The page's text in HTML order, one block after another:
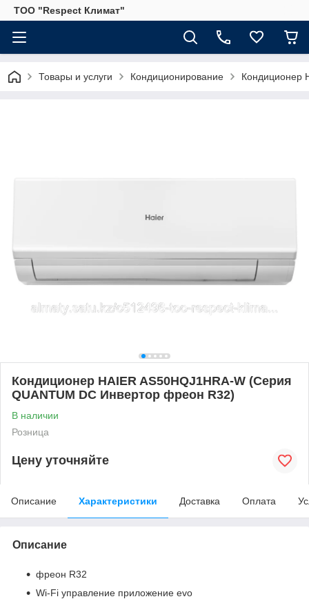
ТОО "Respect Климат"
Товары и услуги Кондиционирование Кондиционер
Кондиционер HAIER AS50HQJ1HRA-W (Серия
QUANTUM DC Инвертор фреон R32)
В наличии
Розница
Цену уточняйте
Описание Характеристики Доставка Оплата
Описание
фреон R32
Wi-Fi управление приложение evo